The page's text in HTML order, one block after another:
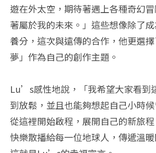
遊在外太空，期待著遇上各種奇幻
著屬於我的未來。」這些想像除了
養分，這次與遠傳的合作，他更選
夢」作為自己的創作主題。
Lu’s感性地說，「我希望大家看到
到放鬆，並且也能夠想起自己小時候
從這裡開始啟程，展開自己的新旅
快樂散播給每一位地球人，傳遞溫暖